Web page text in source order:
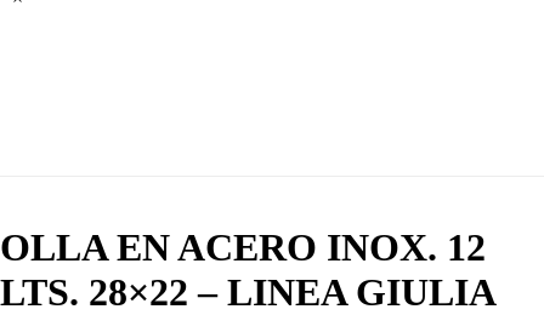
OLLA EN ACERO INOX. 12
LTS. 28×22 – LINEA GIULIA